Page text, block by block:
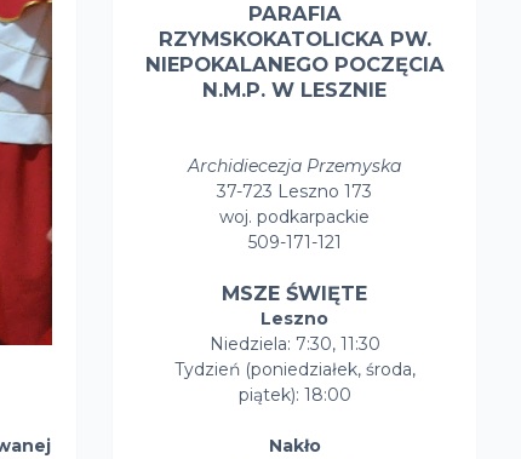
PARAFIA
RZYMSKOKATOLICKA PW.
NIEPOKALANEGO POCZĘCIA
N.M.P. W LESZNIE
Archidiecezja Przemyska
37-723 Leszno 173
woj. podkarpackie
509-171-121
MSZE ŚWIĘTE
Leszno
Niedziela: 7:30, 11:30
Tydzień (poniedziałek, środa,
piątek): 18:00
Nakło